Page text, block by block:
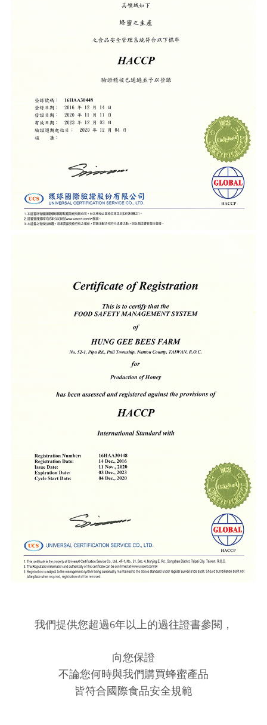
我們提供您超過6年以上的過往證書參閱，
向您保證
不論您何時與我們購買蜂蜜產品
皆符合國際食品安全規範